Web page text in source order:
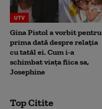
UTV
Gina Pistol a vorbit pentru
prima dată despre relația
cu tatăl ei. Cum i-a
schimbat viața fiica sa,
Josephine
Top Citite